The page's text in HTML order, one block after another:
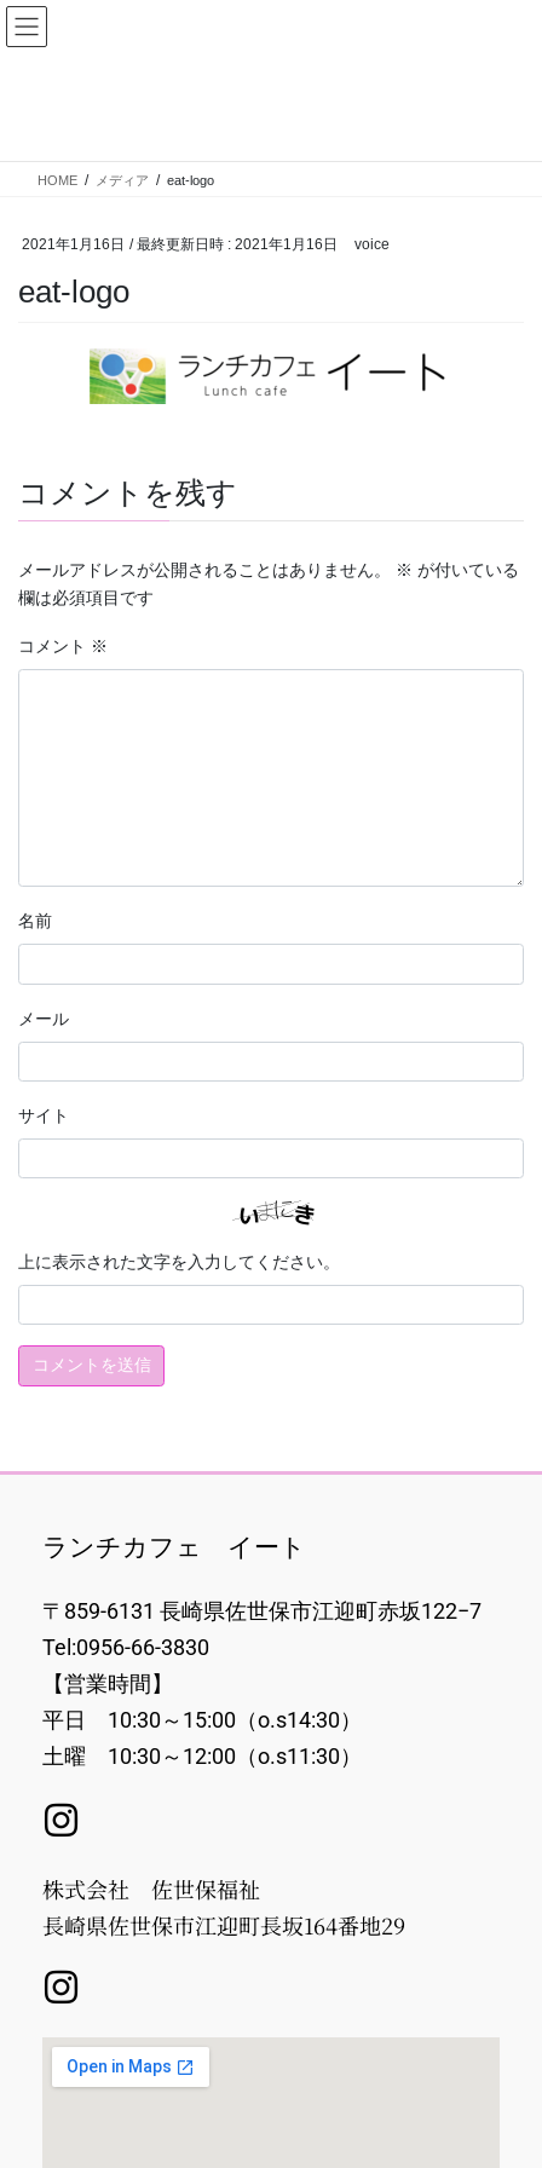
HOME メディア eat-logo
2021年1月16日 / 最終更新日時 : 2021年1月16日 voice
eat-logo
コメントを残す
メールアドレスが公開されることはありません。 ※ が付いている
欄は必須項目です
コメント ※
名前
メール
サイト
上に表示された文字を入力してください。
ランチカフェ イート
〒859-6131 長崎県佐世保市江迎町赤坂122−7
Tel:0956-66-3830
【営業時間】
平日 10:30～15:00（o.s14:30）
土曜 10:30～12:00（o.s11:30）
株式会社 佐世保福祉
長崎県佐世保市江迎町長坂164番地29